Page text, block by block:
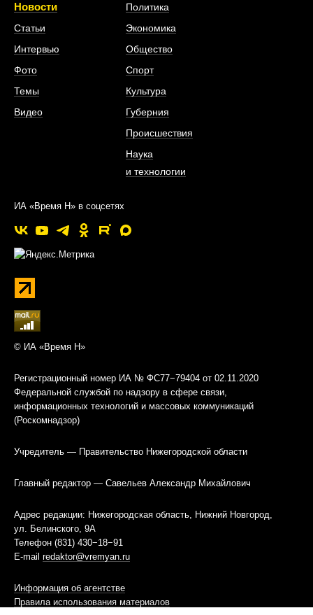
Новости
Статьи
Интервью
Фото
Темы
Видео
Политика
Экономика
Общество
Спорт
Культура
Губерния
Происшествия
Наука
и технологии
ИА «Время Н» в соцсетях
© ИА «Время Н»
Регистрационный номер ИА № ФС77−79404 от 02.11.2020
Федеральной службой по надзору в сфере связи,
информационных технологий и массовых коммуникаций
(Роскомнадзор)
Учредитель — Правительство Нижегородской области
Главный редактор — Савельев Александр Михайлович
Адрес редакции: Нижегородская область, Нижний Новгород,
ул. Белинского, 9А
Телефон (831) 430−18−91
E-mail redaktor@vremyan.ru
Информация об агентстве
Правила использования материалов